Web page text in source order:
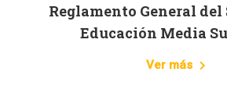
Reglamento General del
Educación Media
Ver más